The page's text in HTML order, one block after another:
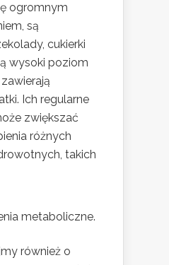
ogromnym
są
cukierki
wysoki poziom
Ich regularne
zwiększać
różnych
takich
metaboliczne.
również o